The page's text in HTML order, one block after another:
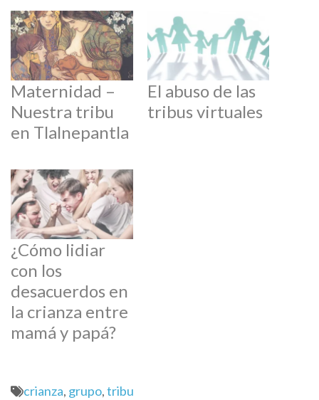
Maternidad –
Nuestra tribu
en Tlalnepantla
El abuso de las
tribus virtuales
¿Cómo lidiar
con los
desacuerdos en
la crianza entre
mamá y papá?
crianza, grupo,tribu